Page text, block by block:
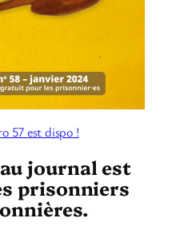
57 est dispo !
journal est
prisonniers